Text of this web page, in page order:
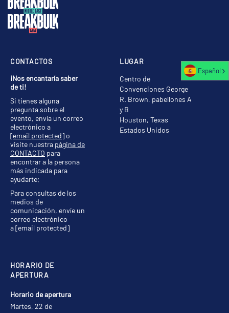
LUGAR
Centro de
Convenciones George
R. Brown, pabellones A
y B
Houston, Texas
Estados Unidos
HORARIO DE
APERTURA
Horario de apertura
Martes, 22 de
CONTACTOS
¡Nos encantaría saber
de ti!
Si tienes alguna
pregunta sobre el
evento, envía un correo
electrónico a
[email protected]o
visite nuestra página de
CONTACTO para
encontrar a la persona
más indicada para
ayudarte;
Para consultas de los
medios de
comunicación, envíe un
correo electrónico
a[email protected]
Español